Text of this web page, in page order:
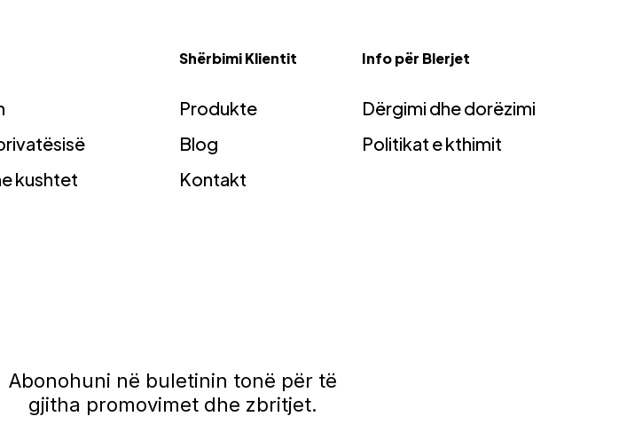
kushtet
Shërbimi Klientit
Produkte
Blog
Kontakt
Info për Blerjet
Dërgimi dhe dorëzimi
Politikat e kthimit
Abonohuni në buletinin tonë për të
gjitha promovimet dhe zbritjet.